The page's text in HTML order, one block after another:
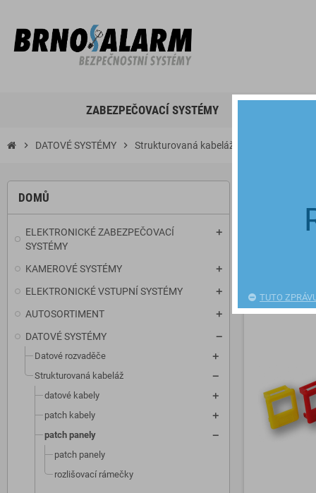
ZABEZPEČOVACÍ SYSTÉMY
chevron_right DATOVÉ SYSTÉMY chevron_right Strukturovaná kabeláž
DOMŮ
ELEKTRONICKÉ ZABEZPEČOVACÍ
SYSTÉMY
KAMEROVÉ SYSTÉMY
ELEKTRONICKÉ VSTUPNÍ SYSTÉMY
AUTOSORTIMENT
DATOVÉ SYSTÉMY
Datové rozvaděče
Strukturovaná kabeláž
datové kabely
patch kabely
patch panely
patch panely
rozlišovací rámečky
TUTO